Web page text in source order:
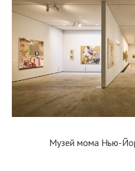
Музей мома Нью-